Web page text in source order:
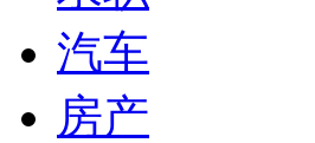
汽车
房产